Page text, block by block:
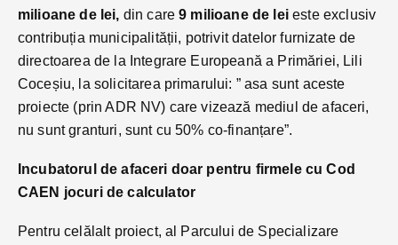
milioane de lei, din care9 milioane de leieste exclusiv
contribuția municipalității, potrivit datelor furnizate de
directoarea de la Integrare Europeană a Primăriei, Lili
Coceșiu, la solicitarea primarului: ” asa sunt aceste
proiecte (prin ADR NV) care vizează mediul de afaceri,
nu sunt granturi, sunt cu 50% co-finanțare”.
Incubatorul de afaceri doar pentru firmele cu Cod
CAEN jocuri de calculator
Pentru celălalt proiect, al Parcului de Specializare